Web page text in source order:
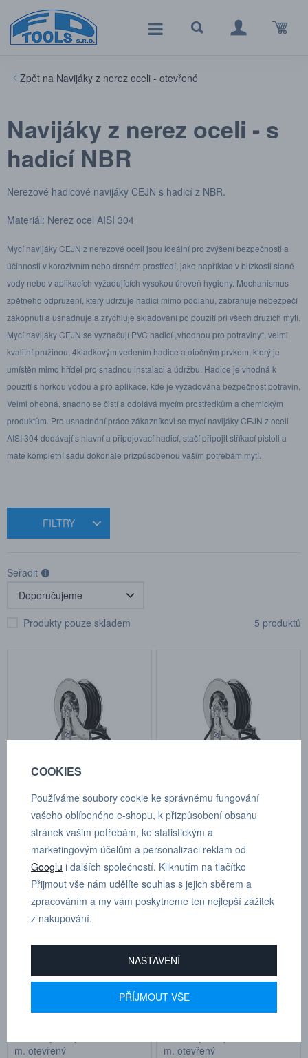
Navijáky z nerez oceli - otevřené
Navijáky z nerez oceli - s
hadicí NBR
Nerezové hadicové navijáky CEJN s hadicí z NBR.
Materiál: Nerez ocel AISI 304
Mycí navijáky CEJN z nerezové oceli jsou ideální pro zvýšení bezpečnosti a
účinnosti v korozivním nebo drsném prostředí, jako například v blízkosti slané
vody nebo v aplikacích vyžadujících vysokou úroveň hygieny. Mechanismus
zpětného odpružení, který udržuje hadici mimo podlahu, zabraňuje nebezpečí
zakopnutí a usnadňuje a zrychluje skladování po použití při všech druzích mytí.
Mycí navijáky CEJN se vyznačují PVC hadicí „vhodnou pro potraviny“, velmi
kvalitní pružinou, 4kladkovým vedením hadice a otočným prvkem, který je
umístěn mimo hřídel pro snadnou instalaci a údržbu. Hadice je vhodná k
použití s horkou vodou a pro aplikace, kde je vyžadována bezpečnost potravin.
Velmi ohebná, snadno se čistí a odolává mycím prostředkům a chemickým
produktům. Pro usnadnění práce zákazníkovi se mycí navijáky CEJN z oceli
AISI 304 dodávají s hlavní a připojovací hadicí, stačí připojit stříkací pistoli a
máte kompletní sadu dokonale přizpůsobenou vašim potřebám mytí.
FILTRY
Seřadit
Produkty pouze skladem 5 produktů
Hadicový naviják G 1/2" - 15
m, otevřený
Kat.číslo: 19913 1035
na objednávku
Cena na dotaz
Hadicový naviják G 1/2" - 15
m, otevřený
Kat.číslo: 19913 1140
na objednávku
Cena na dotaz
m, otevřený
m, otevřený
COOKIES
Používáme soubory cookie ke správnému fungování
vašeho oblíbeného e-shopu, k přizpůsobení obsahu
stránek vašim potřebám, ke statistickým a
marketingovým účelům a personalizaci reklam od
Googlu i dalších společností. Kliknutím na tlačítko
Přijmout vše nám udělíte souhlas s jejich sběrem a
zpracováním a my vám poskytneme ten nejlepší zážitek
z nakupování.
NASTAVENÍ
PŘÍJMOUT VŠE